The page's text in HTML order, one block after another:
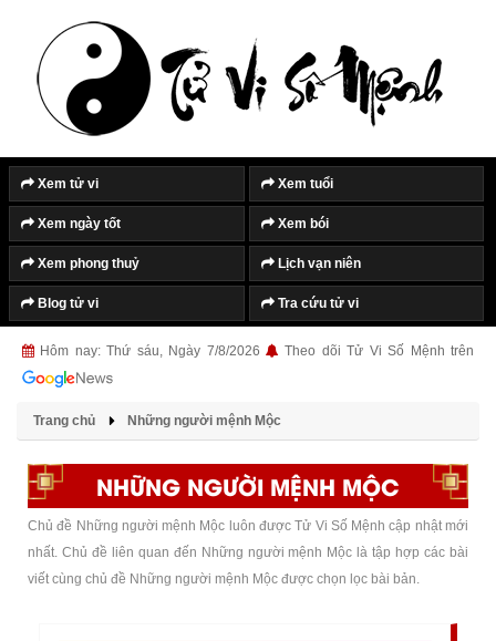
Xem tử vi Xem tuổi
Xem ngày tốt Xem bói
Xem phong thuỷ Lịch vạn niên
Blog tử vi Tra cứu tử vi
Hôm nay: Thứ sáu, Ngày 7/8/2026 Theo dõi Tử Vi Số Mệnh trên
Trang chủ Những người mệnh Mộc
NHỮNG NGƯỜI MỆNH MỘC
Chủ đề Những người mệnh Mộc luôn được Tử Vi Số Mệnh cập nhật mới
nhất. Chủ đề liên quan đến Những người mệnh Mộc là tập hợp các bài
viết cùng chủ đề Những người mệnh Mộc được chọn lọc bài bản.